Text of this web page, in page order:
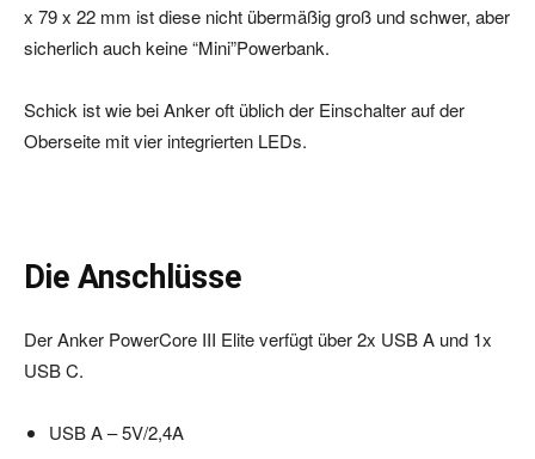
x 79 x 22 mm ist diese nicht übermäßig groß und schwer, aber
sicherlich auch keine “Mini”Powerbank.
Schick ist wie bei Anker oft üblich der Einschalter auf der
Oberseite mit vier integrierten LEDs.
Die Anschlüsse
Der Anker PowerCore III Elite verfügt über 2x USB A und 1x
USB C.
USB A – 5V/2,4A